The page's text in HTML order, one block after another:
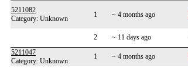
5211082
Category: Unknown
1 ~ 4 months ago
2
~ 11 days ago
5211047
Category: Unknown
1 ~ 4 months ago